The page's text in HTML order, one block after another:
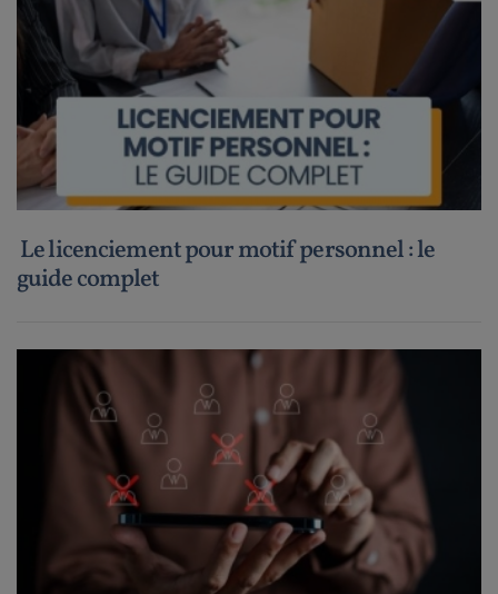
Le licenciement pour motif personnel : le
guide complet